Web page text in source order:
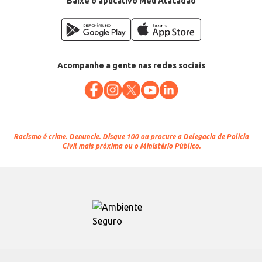
Acompanhe a gente nas redes sociais
Racismo é crime. Denuncie. Disque 100 ou procure a Delegacia de Polícia
Civil mais próxima ou o Ministério Público.